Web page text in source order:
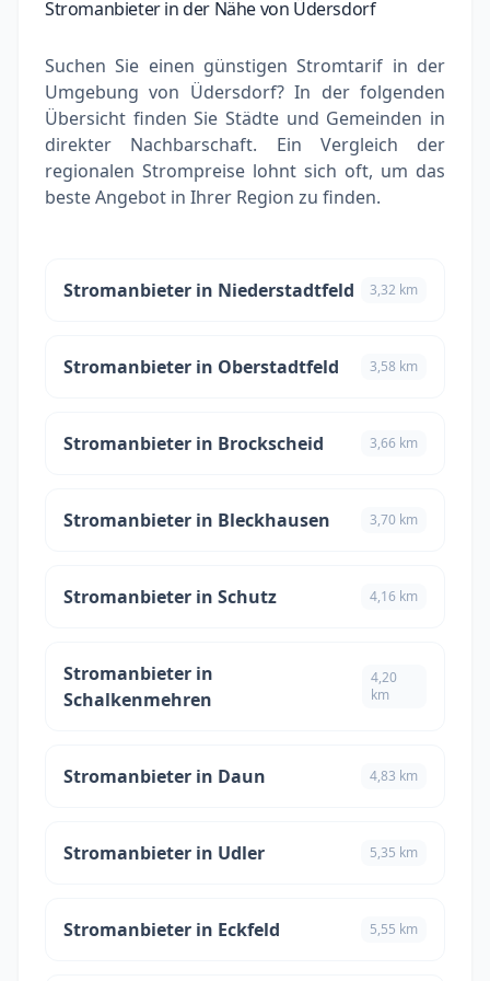
Stromanbieter in der Nähe von Üdersdorf
Suchen Sie einen günstigen Stromtarif in der
Umgebung von Üdersdorf? In der folgenden
Übersicht finden Sie Städte und Gemeinden in
direkter Nachbarschaft. Ein Vergleich der
regionalen Strompreise lohnt sich oft, um das
beste Angebot in Ihrer Region zu finden.
Stromanbieter in Niederstadtfeld 3,32 km
Stromanbieter in Oberstadtfeld 3,58 km
Stromanbieter in Brockscheid 3,66 km
Stromanbieter in Bleckhausen 3,70 km
Stromanbieter in Schutz 4,16 km
Stromanbieter in
Schalkenmehren
4,20
km
Stromanbieter in Daun 4,83 km
Stromanbieter in Udler 5,35 km
Stromanbieter in Eckfeld 5,55 km